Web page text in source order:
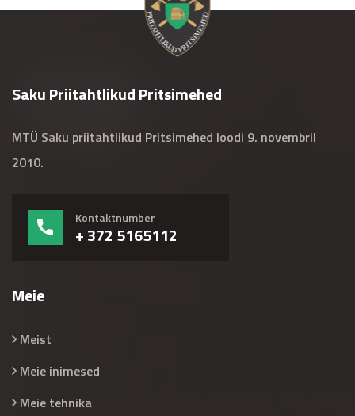
Saku Priitahtlikud Pritsimehed
MTÜ Saku priitahtlikud Pritsimehed loodi 9. novembril
2010.
Kontaktnumber
+ 372 5165112
Meie
Meist
Meie inimesed
Meie tehnika